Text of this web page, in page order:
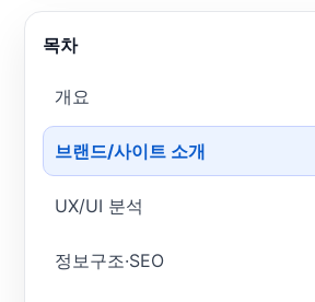
목차
개요
브랜드/사이트 소개
UX/UI 분석
정보구조·SEO